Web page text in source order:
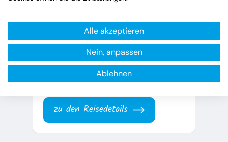
AMA526
Gruppenreise ab/bis Luxemburg
ab7.549 €p.P.
zu den Reisedetails
Alle akzeptieren
Nein, anpassen
Ablehnen